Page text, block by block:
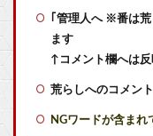
【艦これ】てーいとー
｢管理人へ ※番は
ます
↑コメント欄へは
荒らしへのコメン
NGワードが含ま